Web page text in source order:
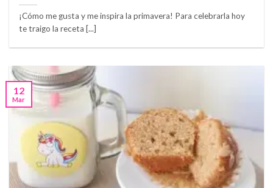
¡Cómo me gusta y me inspira la primavera! Para celebrarla hoy
te traigo la receta [...]
12
Mar